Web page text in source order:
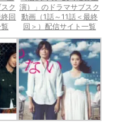
ク
回
演）」のドラマサブスク
動画（1話～11話＜最終
回＞）配信サイト一覧